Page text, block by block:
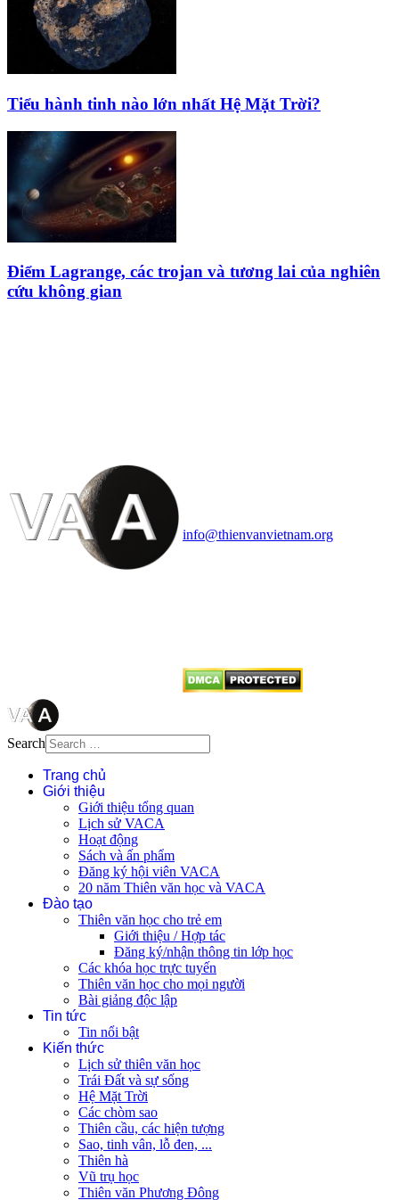
Tiểu hành tinh nào lớn nhất Hệ Mặt Trời?
Điểm Lagrange, các trojan và tương lai của nghiên
cứu không gian
info@thienvanvietnam.org
Search
Trang chủ
Giới thiệu
Giới thiệu tổng quan
Lịch sử VACA
Hoạt động
Sách và ấn phẩm
Đăng ký hội viên VACA
20 năm Thiên văn học và VACA
Đào tạo
Thiên văn học cho trẻ em
Giới thiệu / Hợp tác
Đăng ký/nhận thông tin lớp học
Các khóa học trực tuyến
Thiên văn học cho mọi người
Bài giảng độc lập
Tin tức
Tin nổi bật
Kiến thức
Lịch sử thiên văn học
Trái Đất và sự sống
Hệ Mặt Trời
Các chòm sao
Thiên cầu, các hiện tượng
Sao, tinh vân, lỗ đen, ...
Thiên hà
Vũ trụ học
Thiên văn Phương Đông